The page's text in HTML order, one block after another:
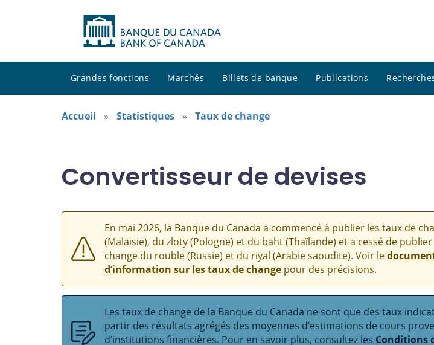
Grandes fonctions Marchés Billets de banque Publications
Accueil Statistiques Taux de change
Convertisseur de devises
En mai 2026, la Banque du Canada a commencé à publier les taux de
(Malaisie), du zloty (Pologne) et du baht (Thaïlande) et a cessé de
change du rouble (Russie) et du riyal (Arabie saoudite). Voir le
d’information sur les taux de change pour des précisions.
Les taux de change de la Banque du Canada ne sont que des taux
partir des résultats agrégés des moyennes d’estimations de cours
d’institutions financières. Pour en savoir plus, consultez les Conditions